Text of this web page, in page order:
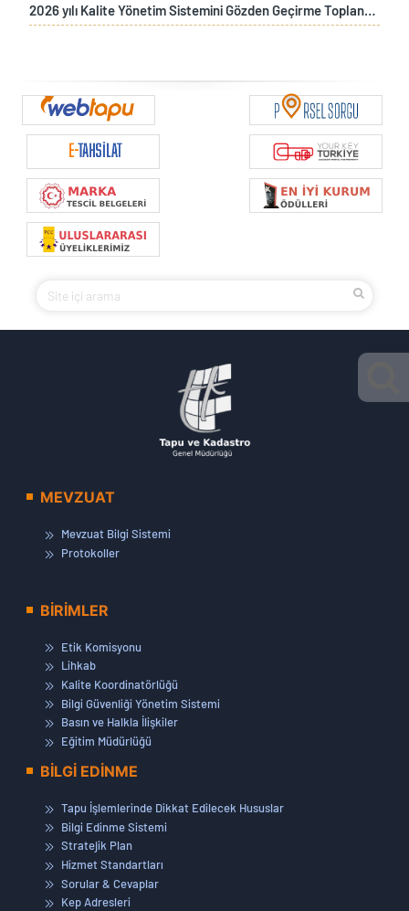
2026 yılı Kalite Yönetim Sistemini Gözden Geçirme Toplantısı
MEVZUAT
Mevzuat Bilgi Sistemi
Protokoller
BİRİMLER
Etik Komisyonu
Lihkab
Kalite Koordinatörlüğü
Bilgi Güvenliği Yönetim Sistemi
Basın ve Halkla İlişkiler
Eğitim Müdürlüğü
BİLGİ EDİNME
Tapu İşlemlerinde Dikkat Edilecek Hususlar
Bilgi Edinme Sistemi
Stratejik Plan
Hizmet Standartları
Sorular & Cevaplar
Kep Adresleri